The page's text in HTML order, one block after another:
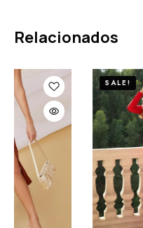
Relacionados
SALE!